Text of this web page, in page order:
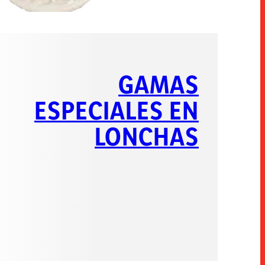
GAMAS
ESPECIALES EN
LONCHAS